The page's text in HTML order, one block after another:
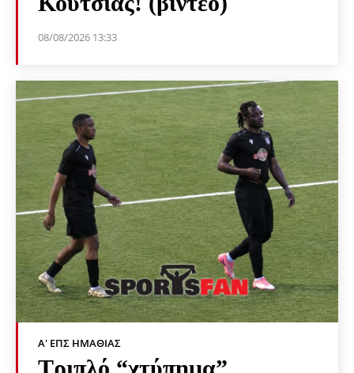
08/08/2026 13:33
Α' ΕΠΣ ΗΜΑΘΊΑΣ